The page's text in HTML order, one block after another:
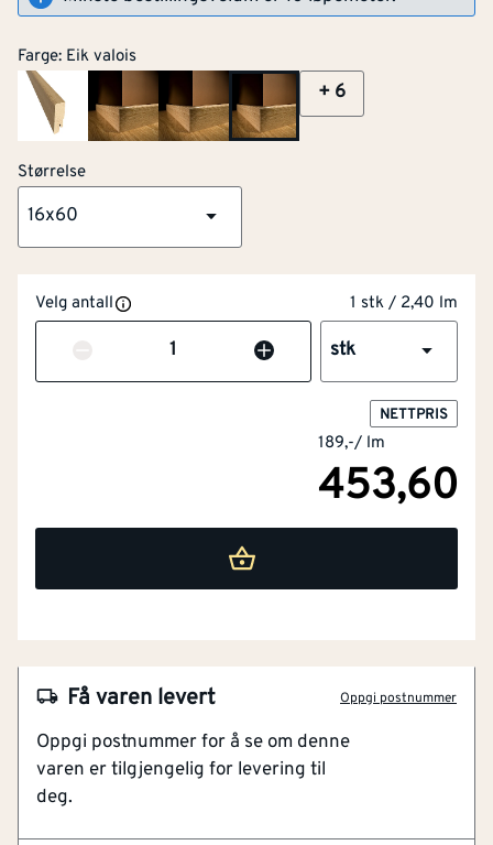
Farge: Eik valois
+ 6
Størrelse
16x60
Velg antall 1 stk / 2,40 lm
Antall stk
NETTPRIS
189,-/ lm
453,60
Få varen levert Oppgi postnummer
Oppgi postnummer for å se om denne
varen er tilgjengelig for levering til
deg.
NOBB
48019803
Artikkelnummer 101165082
Fargematcher gulv
Skjult innfesting med clips